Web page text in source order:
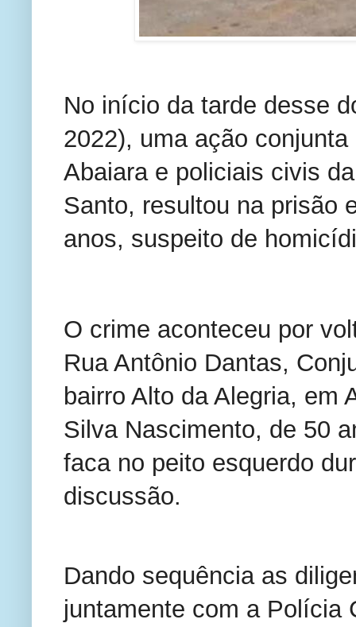
No início da tarde desse
2022), uma ação
Abaiara e policiais civis
Santo, resultou na prisão
anos, suspeito de
O crime aconteceu por
Rua Antônio Dantas,
bairro Alto da Alegria, em
Silva Nascimento, de 50
faca no peito esquerdo
discussão.
Dando sequência as
juntamente com a Polícia